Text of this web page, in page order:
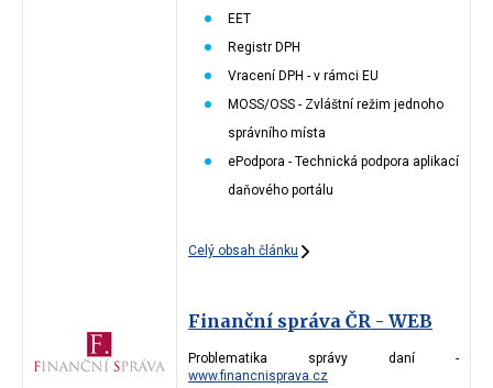
EET
Registr DPH
Vracení DPH - v rámci EU
MOSS/OSS - Zvláštní režim jednoho
správního místa
ePodpora - Technická podpora aplikací
daňového portálu
Celý obsah článku
Finanční správa ČR - WEB
Problematika správy daní -
www.financnisprava.cz